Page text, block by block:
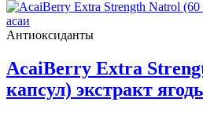
Антиоксиданты
AcaiBerry Extra
капсул) экстракт